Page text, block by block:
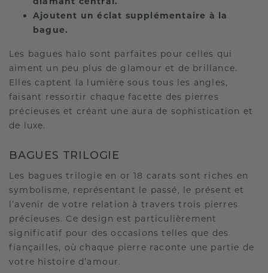
Ajoutent un éclat supplémentaire à la
bague.
Les bagues halo sont parfaites pour celles qui
aiment un peu plus de glamour et de brillance.
Elles captent la lumière sous tous les angles,
faisant ressortir chaque facette des pierres
précieuses et créant une aura de sophistication et
de luxe.
BAGUES TRILOGIE
Les bagues trilogie en or 18 carats sont riches en
symbolisme, représentant le passé, le présent et
l’avenir de votre relation à travers trois pierres
précieuses. Ce design est particulièrement
significatif pour des occasions telles que des
fiançailles, où chaque pierre raconte une partie de
votre histoire d’amour.